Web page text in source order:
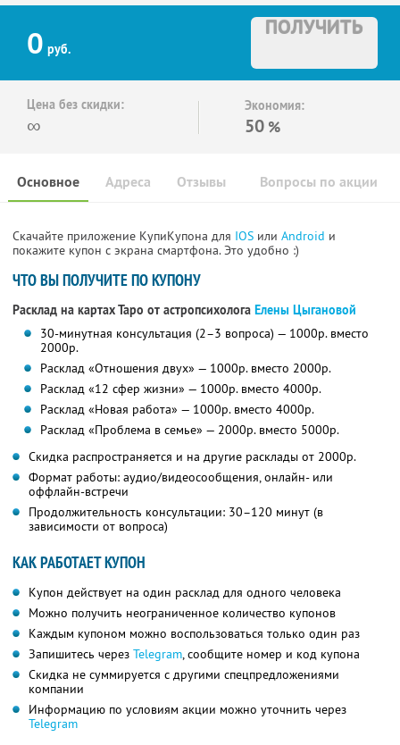
0 руб.
ПОЛУЧИТЬ
Цена без скидки:
∞
Экономия:
50 %
Основное Отзывы Вопросы по акции
Адреса
Скачайте приложение КупиКупона для IOS или Android и
покажите купон с экрана смартфона. Это удобно :)
ЧТО ВЫ ПОЛУЧИТЕ ПО КУПОНУ
Расклад на картах Таро от астропсихолога Елены Цыгановой
30-минутная консультация (2–3 вопроса) — 1000р. вместо
2000р.
Расклад «Отношения двух» — 1000р. вместо 2000р.
Расклад «12 сфер жизни» — 1000р. вместо 4000р.
Расклад «Новая работа» — 1000р. вместо 4000р.
Расклад «Проблема в семье» — 2000р. вместо 5000р.
Скидка распространяется и на другие расклады от 2000р.
Формат работы: аудио/видеосообщения, онлайн- или
оффлайн-встречи
Продолжительность консультации: 30–120 минут (в
зависимости от вопроса)
КАК РАБОТАЕТ КУПОН
Купон действует на один расклад для одного человека
Можно получить неограниченное количество купонов
Каждым купоном можно воспользоваться только один раз
Запишитесь через Telegram, сообщите номер и код купона
Скидка не суммируется с другими спецпредложениями
компании
Информацию по условиям акции можно уточнить через
Telegram